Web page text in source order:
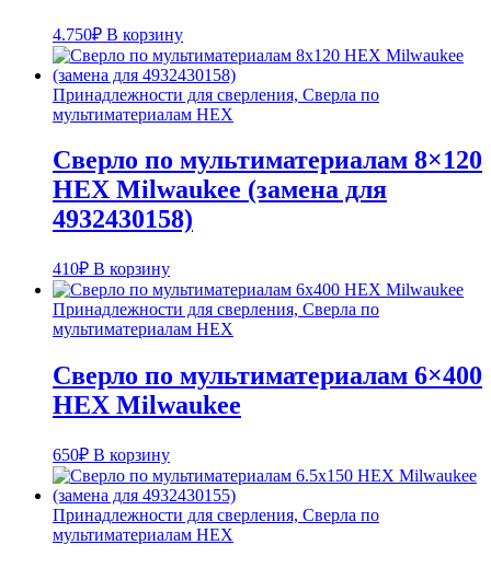
4.750₽ В корзину
Принадлежности для сверления, Сверла по
мультиматериалам HEX
Сверло по мультиматериалам 8×120
HEX Milwaukee (замена для
4932430158)
410₽ В корзину
Принадлежности для сверления, Сверла по
мультиматериалам HEX
Сверло по мультиматериалам 6×400
HEX Milwaukee
650₽ В корзину
Принадлежности для сверления, Сверла по
мультиматериалам HEX